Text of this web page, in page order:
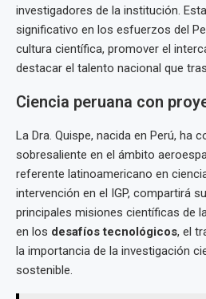
investigadores de la institución.
significativo en los esfuerzos del
cultura científica, promover el
destacar el talento nacional que
Ciencia peruana con
La Dra. Quispe, nacida en Perú, ha
sobresaliente en el ámbito
referente latinoamericano en
intervención en el IGP, compartirá
principales misiones científicas de
en los desafíos tecnológicos, el
la importancia de la investigación
sostenible.